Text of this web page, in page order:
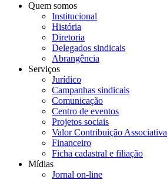
Quem somos
Institucional
História
Diretoria
Delegados sindicais
Abrangência
Serviços
Jurídico
Campanhas sindicais
Comunicação
Centro de eventos
Projetos sociais
Valor Contribuição Associativa
Financeiro
Ficha cadastral e filiação
Mídias
Jornal on-line